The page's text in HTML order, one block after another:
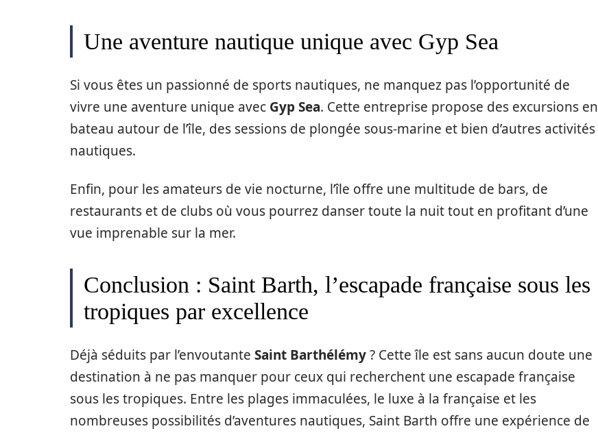
Une aventure nautique unique avec Gyp Sea
Si vous êtes un passionné de sports nautiques, ne manquez pas l’opportunité de
vivre une aventure unique avec Gyp Sea. Cette entreprise propose des excursions en
bateau autour de l’île, des sessions de plongée sous-marine et bien d’autres activités
nautiques.
Enfin, pour les amateurs de vie nocturne, l’île offre une multitude de bars, de
restaurants et de clubs où vous pourrez danser toute la nuit tout en profitant d’une
vue imprenable sur la mer.
Conclusion : Saint Barth, l’escapade française sous les
tropiques par excellence
Déjà séduits par l’envoutante Saint Barthélémy? Cette île est sans aucun doute une
destination à ne pas manquer pour ceux qui recherchent une escapade française
sous les tropiques. Entre les plages immaculées, le luxe à la française et les
nombreuses possibilités d’aventures nautiques, Saint Barth offre une expérience de